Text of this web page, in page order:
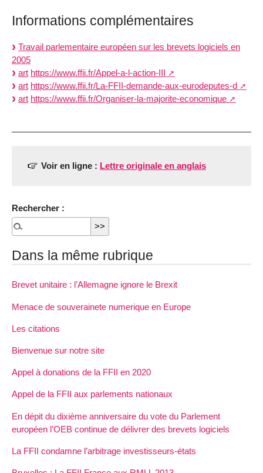
Informations complémentaires
Travail parlementaire européen sur les brevets logiciels en
2005
art https://www.ffii.fr/Appel-a-l-action-III
art https://www.ffii.fr/La-FFII-demande-aux-eurodeputes-d
art https://www.ffii.fr/Organiser-la-majorite-economique
Voir en ligne : Lettre originale en anglais
Rechercher :
Dans la même rubrique
Brevet unitaire : l’Allemagne ignore le Brexit
Menace de souverainete numerique en Europe
Les citations
Bienvenue sur notre site
Appel à donations de la FFII en 2020
Appel de la FFII aux parlements nationaux
En dépit du dixième anniversaire du vote du Parlement
européen l’OEB continue de délivrer des brevets logiciels
La FFII condamne l’arbitrage investisseurs-états